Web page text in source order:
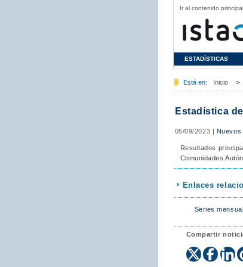
Ir al contenido principal
ESTADÍSTICAS
Está en: Inicio >
Estadística
05/09/2023 | Nuevos
Resultados
Comunidades
Enlaces
Series
Compartir